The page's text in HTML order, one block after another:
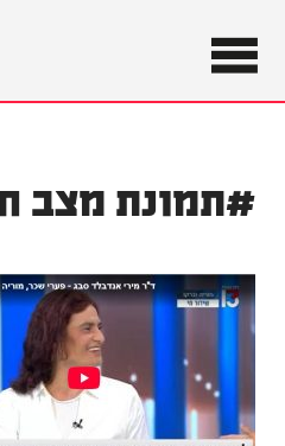
#תמונת מצב